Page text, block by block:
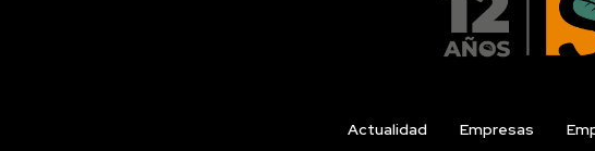
Actualidad Empresas